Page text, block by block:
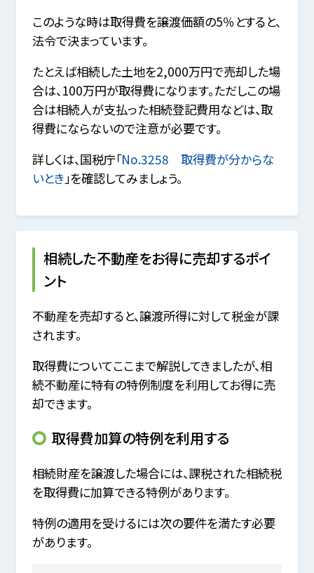
このような時は取得費を譲渡価額の5％とすると、
法令で決まっています。
たとえば相続した土地を2,000万円で売却した場
合は、100万円が取得費になります。ただしこの場
合は相続人が支払った相続登記費用などは、取
得費にならないので注意が必要です。
詳しくは、国税庁「No.3258 取得費が分からな
いとき」を確認してみましょう。
相続した不動産をお得に売却するポイ
ント
不動産を売却すると、譲渡所得に対して税金が課
されます。
取得費についてここまで解説してきましたが、相
続不動産に特有の特例制度を利用してお得に売
却できます。
取得費加算の特例を利用する
相続財産を譲渡した場合には、課税された相続税
を取得費に加算できる特例があります。
特例の適用を受けるには次の要件を満たす必要
があります。